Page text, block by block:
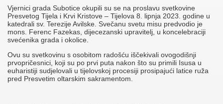
Vjernici grada Subotice okupili su se na proslavu svetkovine
Presvetog Tijela i Krvi Kristove – Tijelova 8. lipnja 2023. godine u
katedrali sv. Terezije Avilske. Svečanu svetu misu predvodio je
mons. Ferenc Fazekas, dijecezanski upravitelj, u koncelebraciji
svećenika grada i okolice.
Ovu su svetkovinu s osobitom radošću iščekivali ovogodišnji
prvopričesnici, koji su po prvi puta nakon što su primili Isusa u
euharistiji sudjelovali u tijelovskoj procesiji prosipajući latice ruža
pred Presvetim oltarskim sakramentom.